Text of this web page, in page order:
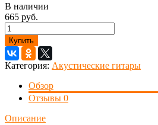
В наличии
665 руб.
Купить
Категория: Акустические гитары
Обзор
Отзывы 0
Описание